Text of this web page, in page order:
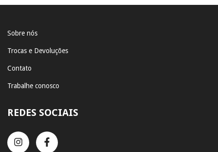
Sobre nós
Trocas e Devoluções
Contato
Trabalhe conosco
REDES SOCIAIS